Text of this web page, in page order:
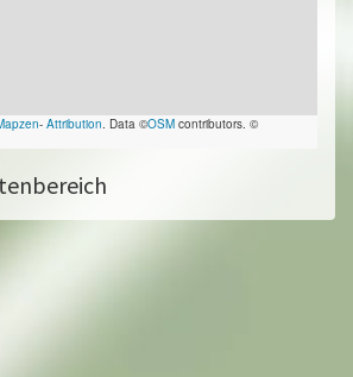
- Attribution . Data ©OSM contributors. ©